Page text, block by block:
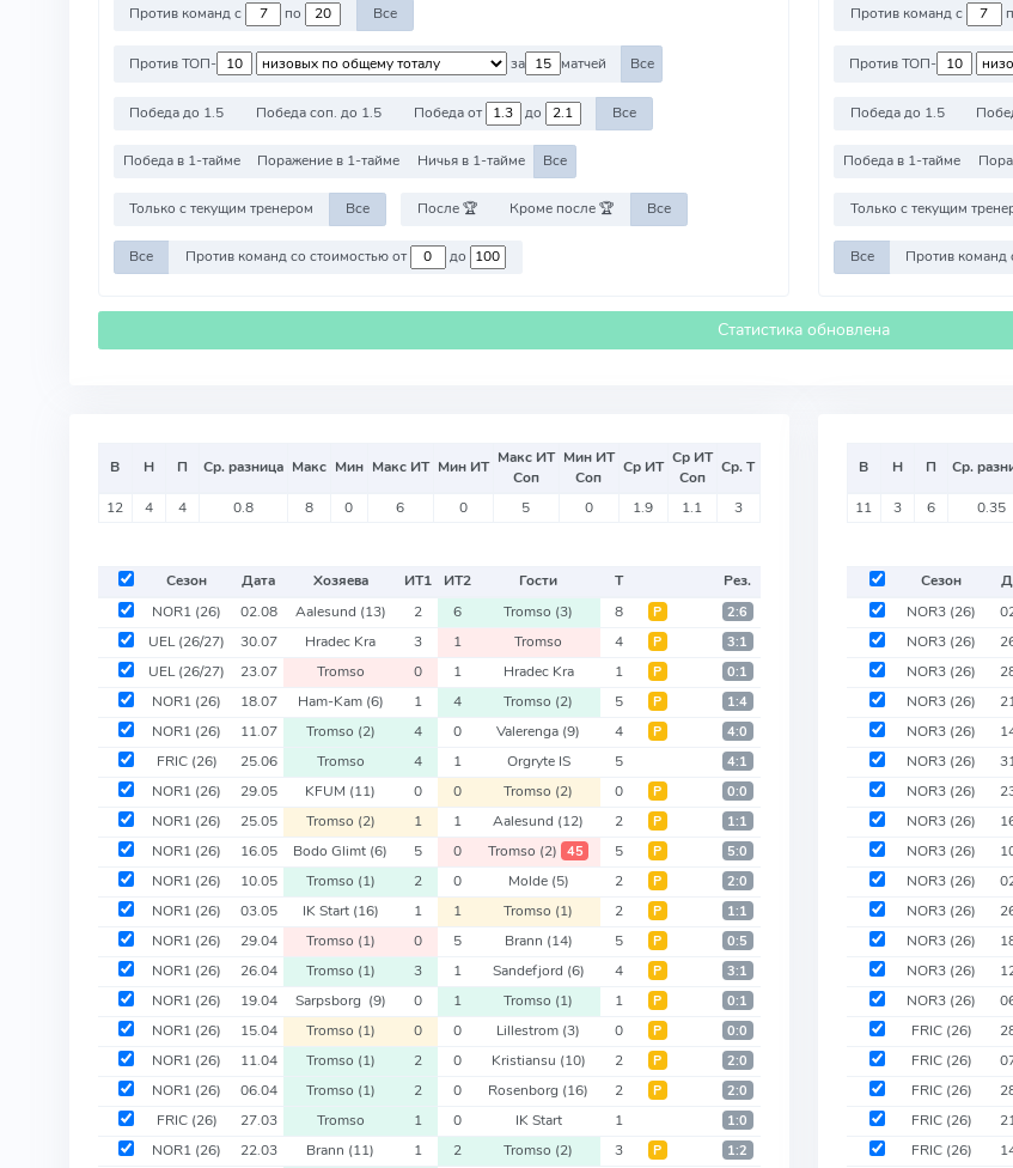
Против команд с по Все
Против ТОП- за матчей Все
Победа до 1.5 Победа соп. до 1.5 Победа от до Все
Победа в 1-тайме Поражение в 1-тайме Ничья в 1-тайме Все
Только с текущим тренером Все После 🏆 Кроме после 🏆 Все
Все Против команд со стоимостью от до
Против команд с
Против ТОП-
Победа до 1.5
Победа в 1-тайме
Только с текущим
Все
Статистика обновлена
В Н П Ср. разница Макс Мин Макс ИТ Мин ИТ Макс ИТ
Соп
Мин ИТ
Соп
Ср ИТ Ср ИТ
Соп
Ср. Т
12 4 4 0.8 8 0 6 0 5 0 1.9 1.1 3
Сезон Дата Хозяева ИТ1 ИТ2 Гости Т
Рез.
NOR1 (26) 02.08 Aalesund (13) 2 6 Tromso (3) 8 Р 2:6
UEL(26/27) 30.07 Hradec Kra 3 1 Tromso 4 Р 3:1
UEL(26/27) 23.07 Tromso 0 1 Hradec Kra 1 Р 0:1
NOR1 (26) 18.07 Ham-Kam (6) 1 4 Tromso (2) 5 Р 1:4
NOR1 (26) 11.07 Tromso (2) 4 0 Valerenga (9) 4 Р 4:0
FRIC (26) 25.06 Tromso 4 1 Orgryte IS 5 4:1
NOR1 (26) 29.05 KFUM (11) 0 0 Tromso (2) 0 Р 0:0
NOR1 (26) 25.05 Tromso (2) 1 1 Aalesund (12) 2 Р 1:1
NOR1 (26) 16.05 Bodo Glimt (6) 5 0 Tromso (2) 45 5 Р 5:0
NOR1 (26) 10.05 Tromso (1) 2 0 Molde (5) 2 Р 2:0
NOR1 (26) 03.05 IK Start (16) 1 1 Tromso (1) 2 Р 1:1
NOR1 (26) 29.04 Tromso (1) 0 5 Brann (14) 5 Р 0:5
NOR1 (26) 26.04 Tromso (1) 3 1 Sandefjord (6) 4 Р 3:1
NOR1 (26) 19.04 Sarpsborg (9) 0 1 Tromso (1) 1 Р 0:1
NOR1 (26) 15.04 Tromso (1) 0 0 Lillestrom (3) 0 Р 0:0
NOR1 (26) 11.04 Tromso (1) 2 0 Kristiansu (10) 2 Р 2:0
NOR1 (26) 06.04 Tromso (1) 2 0 Rosenborg (16) 2 Р 2:0
FRIC (26) 27.03 Tromso 1 0 IK Start 1 1:0
NOR1 (26) 22.03 Brann (11) 1 2 Tromso (2) 3 Р 1:2
В Н П Ср.
11 3 6 0.35
Сезон
NOR3 (26)
NOR3 (26)
NOR3 (26)
NOR3 (26)
NOR3 (26)
NOR3 (26)
NOR3 (26)
NOR3 (26)
NOR3 (26)
NOR3 (26)
NOR3 (26)
NOR3 (26)
NOR3 (26)
NOR3 (26)
FRIC (26)
FRIC (26)
FRIC (26)
FRIC (26)
FRIC (26)